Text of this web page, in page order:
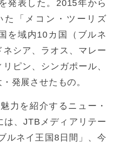
発表した。2015年から
た「メコン・ツーリズ
を域内10カ国（ブルネ
シア、ラオス、マレー
ピン、シンガポール、
発展させたもの。
力を紹介するニュー・
は、JTBメディアリテー
ルネイ王国8日間」、今